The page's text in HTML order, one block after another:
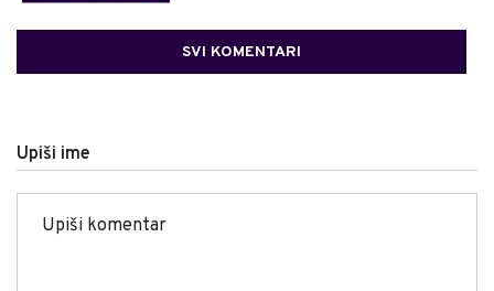
SVI KOMENTARI
Upiši ime